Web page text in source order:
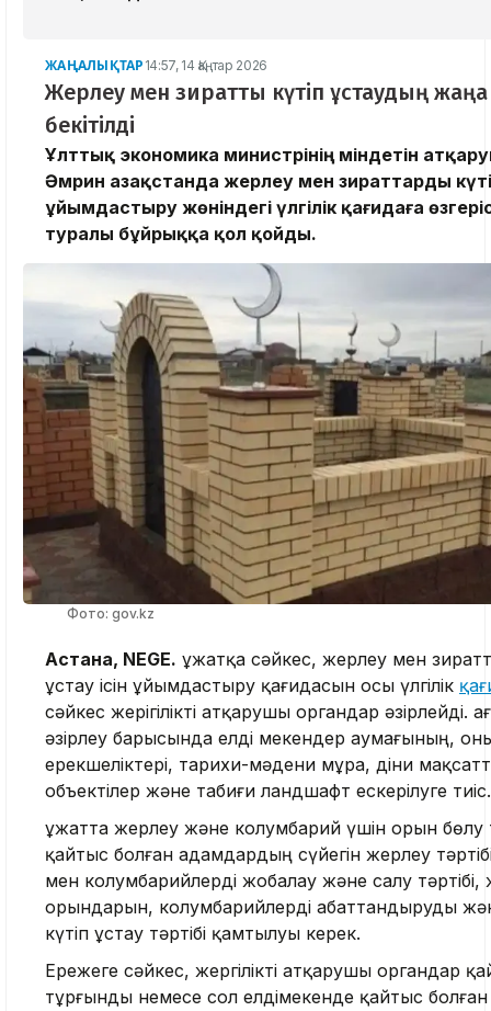
ЖАҢАЛЫҚТАР 14:57, 14 Қаңтар 2026
Жерлеу мен зиратты күтіп ұстаудың жаңа
бекітілді
Ұлттық экономика министрінің міндетін
Әмрин Қазақстанда жерлеу мен зираттарды
ұйымдастыру жөніндегі үлгілік қағидаға
туралы бұйрыққа қол қойды.
Фото: gov.kz
Астана, NEGE. Құжатқа сәйкес, жерлеу мен
ұстау ісін ұйымдастыру қағидасын осы үлгілік
сәйкес жерігілікті атқарушы органдар әзірлейді.
әзірлеу барысында елді мекендер аумағының,
ерекшеліктері, тарихи-мәдени мұра, діни
объектілер және табиғи ландшафт ескерілуге тиіс.
Құжатта жерлеу және колумбарий үшін орын бөлу
қайтыс болған адамдардың сүйегін жерлеу
мен колумбарийлерді жобалау және салу тәртібі,
орындарын, колумбарийлерді абаттандыруды
күтіп ұстау тәртібі қамтылуы керек.
Ережеге сәйкес, жергілікті атқарушы органдар
тұрғынды немесе сол елдімекенде қайтыс